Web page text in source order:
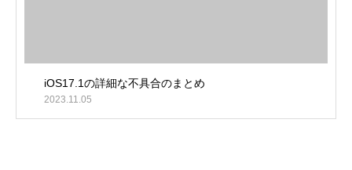
iOS17.1の詳細な不具合のまとめ
2023.11.05